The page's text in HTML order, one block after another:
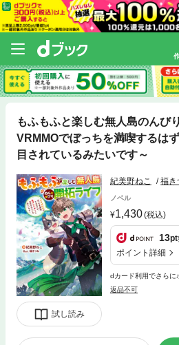
もふもふと楽しむ無人島のん
VRMMOでぼっちを満喫するは
目されているみたいです～
試し読み
紀美野ねこ 福き
ノベル
1,430(税込)
13pt
ポイント詳細
dカード利用でさらに
返品不可